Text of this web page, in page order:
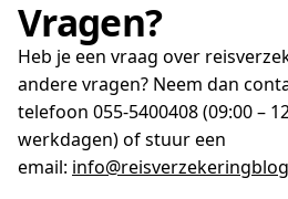
Vragen?
Heb je een vraag over
andere vragen? Neem dan
telefoon 055-5400408 (09:00 –
werkdagen) of stuur een
email: